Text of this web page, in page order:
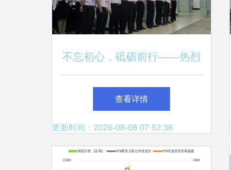
不忘初心，砥砺前行——热烈
庆祝天鼎证券成立23周年
查看详情
更新时间：2026-08-08 07:52:36